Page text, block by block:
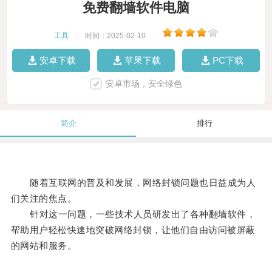
免费翻墙软件电脑
工具 时间：2025-02-10
安卓下载 苹果下载 PC下载
安卓市场，安全绿色
简介 排行
随着互联网的普及和发展，网络封锁问题也日益成为人
们关注的焦点。
针对这一问题，一些技术人员研发出了各种翻墙软件，
帮助用户轻松快速地突破网络封锁，让他们自由访问被屏蔽
的网站和服务。